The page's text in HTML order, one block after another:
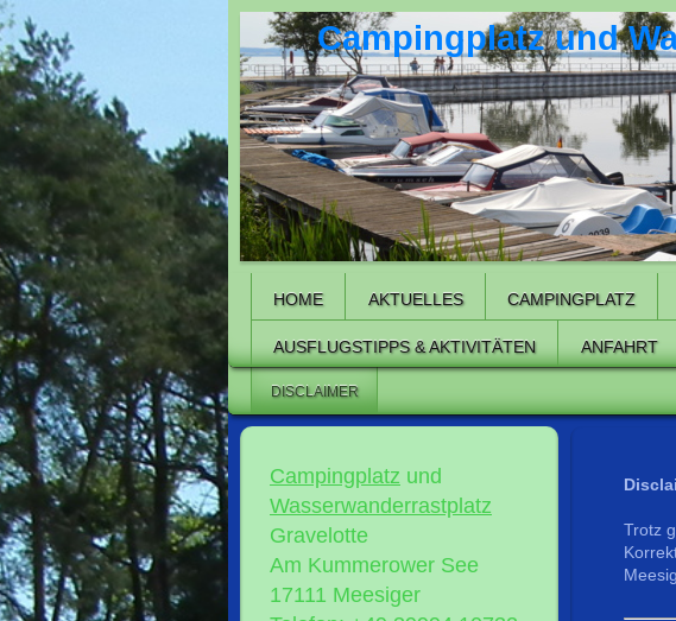
Campingplatz und
HOME AKTUELLES CAMPINGPLATZ
AUSFLUGSTIPPS & AKTIVITÄTEN ANFAHRT
DISCLAIMER
Trotz
Campingplatz und
Wasserwanderrastplatz
Gravelotte
Am Kummerower See
17111 Meesiger